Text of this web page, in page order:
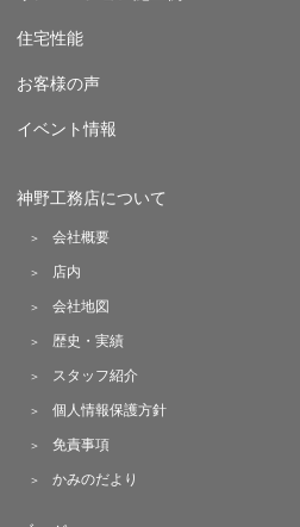
住宅性能
お客様の声
イベント情報
神野工務店について
会社概要
店内
会社地図
歴史・実績
スタッフ紹介
個人情報保護方針
免責事項
かみのだより